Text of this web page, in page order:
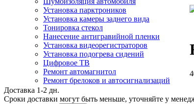
Установка парктроников
Установка камеры заднего вида
Тонировка стекол
Нанесение антигравийной пленки
Установка видеорегистраторов
Установка подогрева сидений
Цифровое ТВ
Ремонт автомагнитол
Ремонт брелоков и автосигнализаций
Доставка 1-2 дн.
Сроки доставки могут быть меньше, уточняйте у